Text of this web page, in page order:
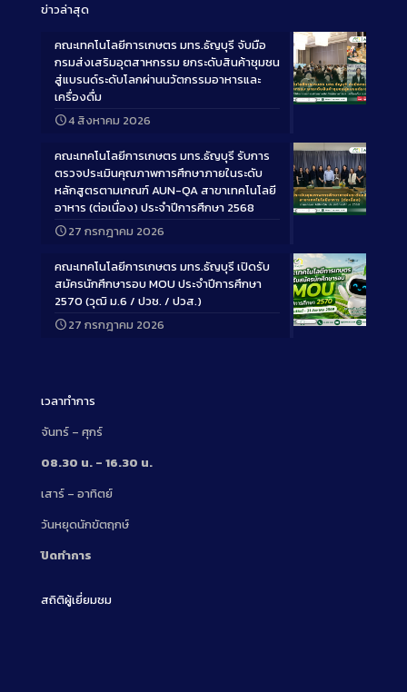
ข่าวล่าสุด
Long
คณะเทคโนโลยีการเกษตร มทร.ธัญบุรี จับมือ
กรมส่งเสริมอุตสาหกรรม ยกระดับสินค้าชุมชน
สู่แบรนด์ระดับโลกผ่านนวัตกรรมอาหารและ
เครื่องดื่ม
4 สิงหาคม 2026
Long
คณะเทคโนโลยีการเกษตร มทร.ธัญบุรี รับการ
ตรวจประเมินคุณภาพการศึกษาภายในระดับ
หลักสูตรตามเกณฑ์ AUN-QA สาขาเทคโนโลยี
อาหาร (ต่อเนื่อง) ประจำปีการศึกษา 2568
27 กรกฎาคม 2026
Long
คณะเทคโนโลยีการเกษตร มทร.ธัญบุรี เปิดรับ
สมัครนักศึกษารอบ MOU ประจำปีการศึกษา
2570 (วุฒิ ม.6 / ปวช. / ปวส.)
27 กรกฎาคม 2026
เวลาทำการ
จันทร์ – ศุกร์
08.30 น. – 16.30 น.
เสาร์ – อาทิตย์
วันหยุดนักขัตฤกษ์
ปิดทำการ
สถิติผู้เยี่ยมชม